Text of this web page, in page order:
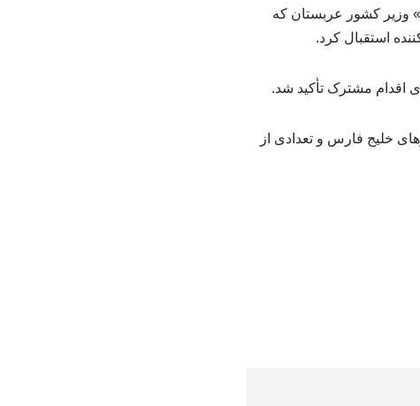
وزیر کشور عربستان که
استقبال کرد.
اقدام مشترک تأکید شد.
خلیج فارس و تعدادی از